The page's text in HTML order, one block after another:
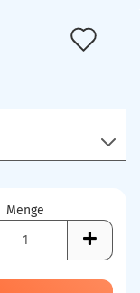
Menge